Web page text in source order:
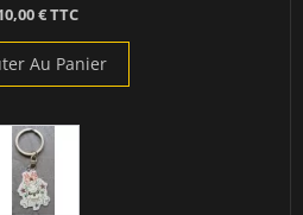
€ TTC
Au Panier